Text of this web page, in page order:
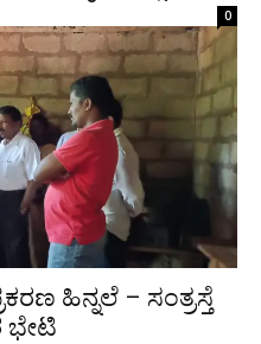
0
ಹಿನ್ನಲೆ – ಸಂತ್ರಸ್ತೆ